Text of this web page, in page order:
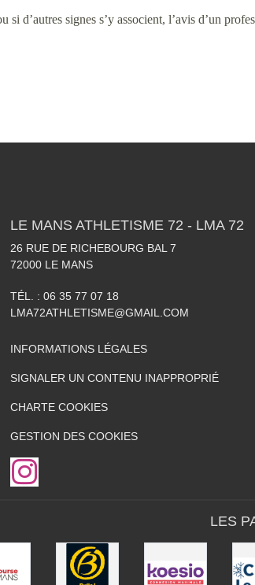
si d’autres signes s’y associent, l’avis d’un
LE MANS ATHLETISME 72 - LMA 72
26 RUE DE RICHEBOURG BAL 7
72000 LE MANS
TÉL. : 06 35 77 07 18
LMA72ATHLETISME@GMAIL.COM
INFORMATIONS LÉGALES
SIGNALER UN CONTENU INAPPROPRIÉ
CHARTE COOKIES
GESTION DES COOKIES
LES